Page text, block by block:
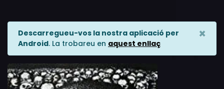
Descarregueu-vos la nostra aplicació per
Android. La trobareu en aquest enllaç
×